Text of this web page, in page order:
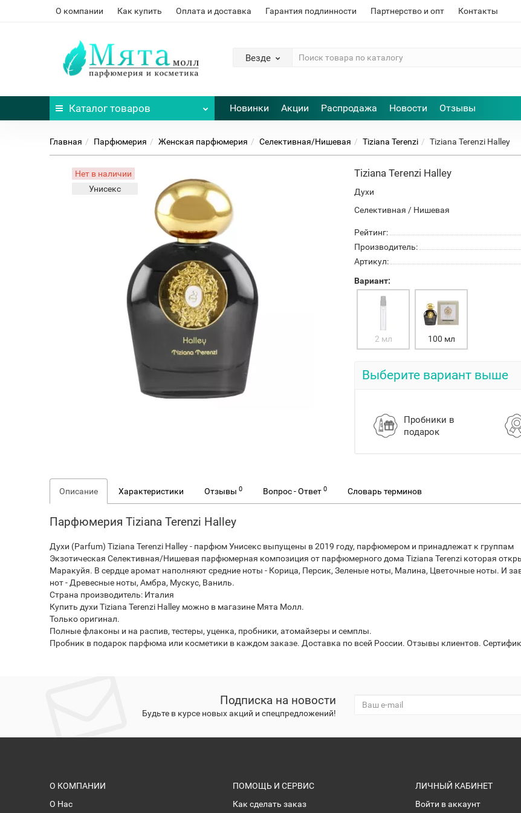
О компании Как купить Оплата и доставка Гарантия подлинности Партнерство и опт Контакты
Везде
Каталог товаров Новинки Акции Распродажа Новости Отзывы
Главная Парфюмерия Женская парфюмерия Селективная/Нишевая Tiziana Terenzi Tiziana Terenzi Halley
Нет в наличии
Унисекс
Tiziana Terenzi Halley
Духи
Селективная / Нишевая
Рейтинг:
Производитель:
Артикул:
Вариант:
2 мл 100 мл
Выберите вариант выше
Пробники в
подарок
Описание Характеристики Отзывы0 Вопрос - Ответ0 Словарь терминов
Парфюмерия Tiziana Terenzi Halley
Духи (Parfum) Tiziana Terenzi Halley - парфюм Унисекс выпущены в 2019 году, парфюмером и принадлежат к группам
Экзотическая Селективная/Нишевая парфюмерная композиция от парфюмерного дома Tiziana Terenzi которая
Маракуйя. В сердце аромат наполняют средние ноты - Корица, Персик, Зеленые ноты, Малина, Цветочные ноты. И
нот - Древесные ноты, Амбра, Мускус, Ваниль.
Страна производитель: Италия
Купить духи Tiziana Terenzi Halley можно в магазине Мята Молл.
Только оригинал.
Полные флаконы и на распив, тестеры, уценка, пробники, атомайзеры и семплы.
Пробник в подарок парфюма или косметики в каждом заказе. Доставка по всей России. Отзывы клиентов.
Подписка на новости
Будьте в курсе новых акций и спецпредложений!
О КОМПАНИИ
О Нас
ПОМОЩЬ И СЕРВИС
Как сделать заказ
ЛИЧНЫЙ КАБИНЕТ
Войти в аккаунт